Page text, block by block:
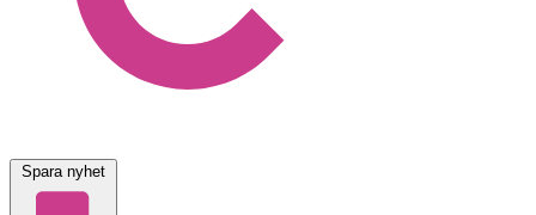
Spara nyhet